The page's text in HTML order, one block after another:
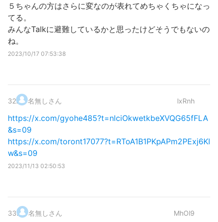
５ちゃんの方はさらに変なのが表れてめちゃくちゃになっ
てる。
みんなTalkに避難しているかと思ったけどそうでもないの
ね。
2023/10/17 07:53:38
32. 名無しさん lxRnh
https://x.com/gyohe485?t=nlciOkwetkbeXVQG65fFLA
&s=09
https://x.com/toront17077?t=RToA1B1PKpAPm2PExj6Kl
w&s=09
2023/11/13 02:50:53
33. 名無しさん MhOl9